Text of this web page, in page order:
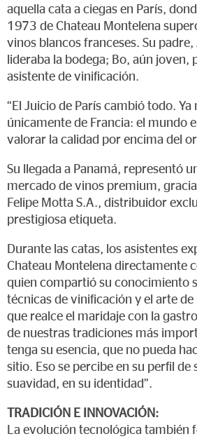
aquella cata a ciegas en París,
1973 de Chateau Montelena
vinos blancos franceses. Su
lideraba la bodega; Bo, aún joven,
asistente de vinificación.
“El Juicio de París cambió todo. Ya
únicamente de Francia: el mundo
valorar la calidad por encima del
Su llegada a Panamá, representó
mercado de vinos premium,
Felipe Motta S.A., distribuidor
prestigiosa etiqueta.
Durante las catas, los asistentes
Chateau Montelena directamente
quien compartió su conocimiento
técnicas de vinificación y el arte
que realce el maridaje con la
de nuestras tradiciones más
tenga su esencia, que no pueda
sitio. Eso se percibe en su perfil de
suavidad, en su identidad”.
TRADICIÓN E INNOVACIÓN:
La evolución tecnológica también